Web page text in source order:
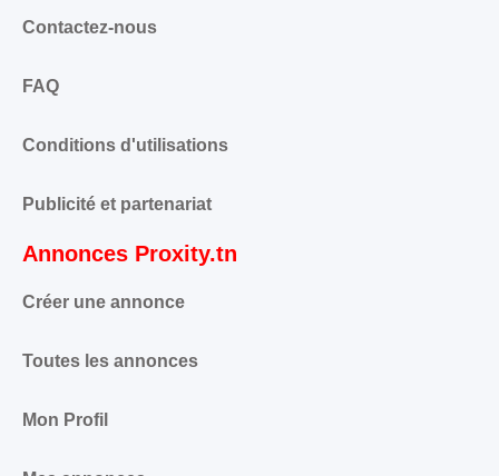
Contactez-nous
FAQ
Conditions d'utilisations
Publicité et partenariat
Annonces Proxity.tn
Créer une annonce
Toutes les annonces
Mon Profil